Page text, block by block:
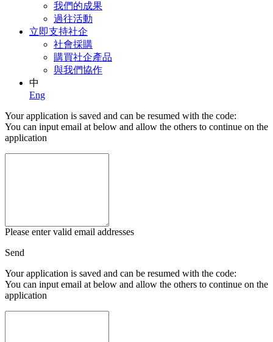
我們的成果
過往活動
立即支持社企
社會採購
購買社企產品
與我們協作
中
Eng
Your application is saved and can be resumed with the code:
You can input email at below and allow the others to continue on the
application
Please enter valid email addresses
Send
Your application is saved and can be resumed with the code:
You can input email at below and allow the others to continue on the
application